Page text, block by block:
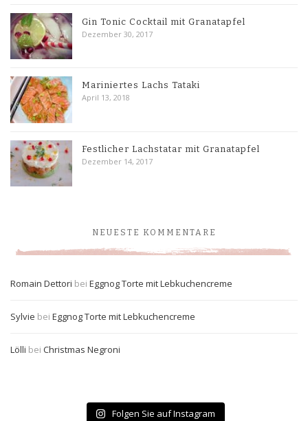
Gin Tonic Cocktail mit Granatapfel
Dezember 30, 2017
Mariniertes Lachs Tataki
April 13, 2018
Festlicher Lachstatar mit Granatapfel
Dezember 14, 2017
NEUESTE KOMMENTARE
Romain Dettori bei Eggnog Torte mit Lebkuchencreme
Sylvie bei Eggnog Torte mit Lebkuchencreme
Lölli bei Christmas Negroni
Folgen Sie auf Instagram